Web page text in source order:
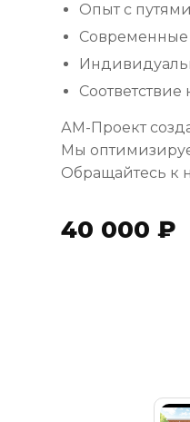
Опыт с
Современные
АМ-Проект
Мы
Обращайтесь к
40 000 ₽